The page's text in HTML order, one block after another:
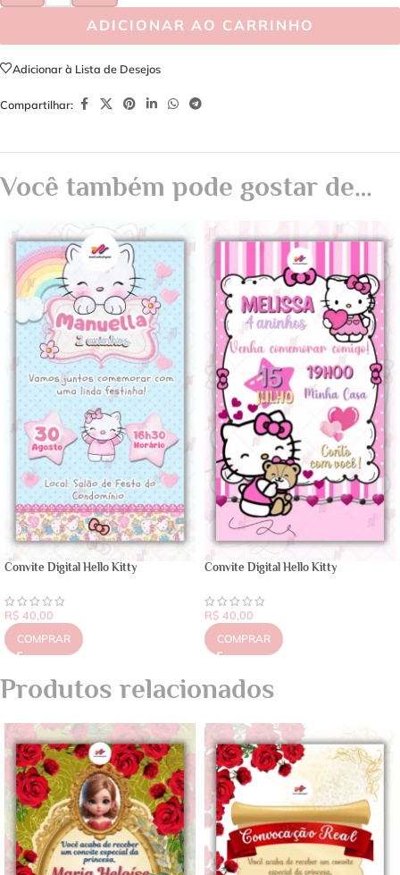
ADICIONAR AO CARRINHO
Adicionar à Lista de Desejos
Compartilhar:
Você também pode gostar de…
Convite Digital Hello Kitty
R$ 40,00
COMPRAR
Convite Digital Hello Kitty
R$ 40,00
COMPRAR
Produtos relacionados